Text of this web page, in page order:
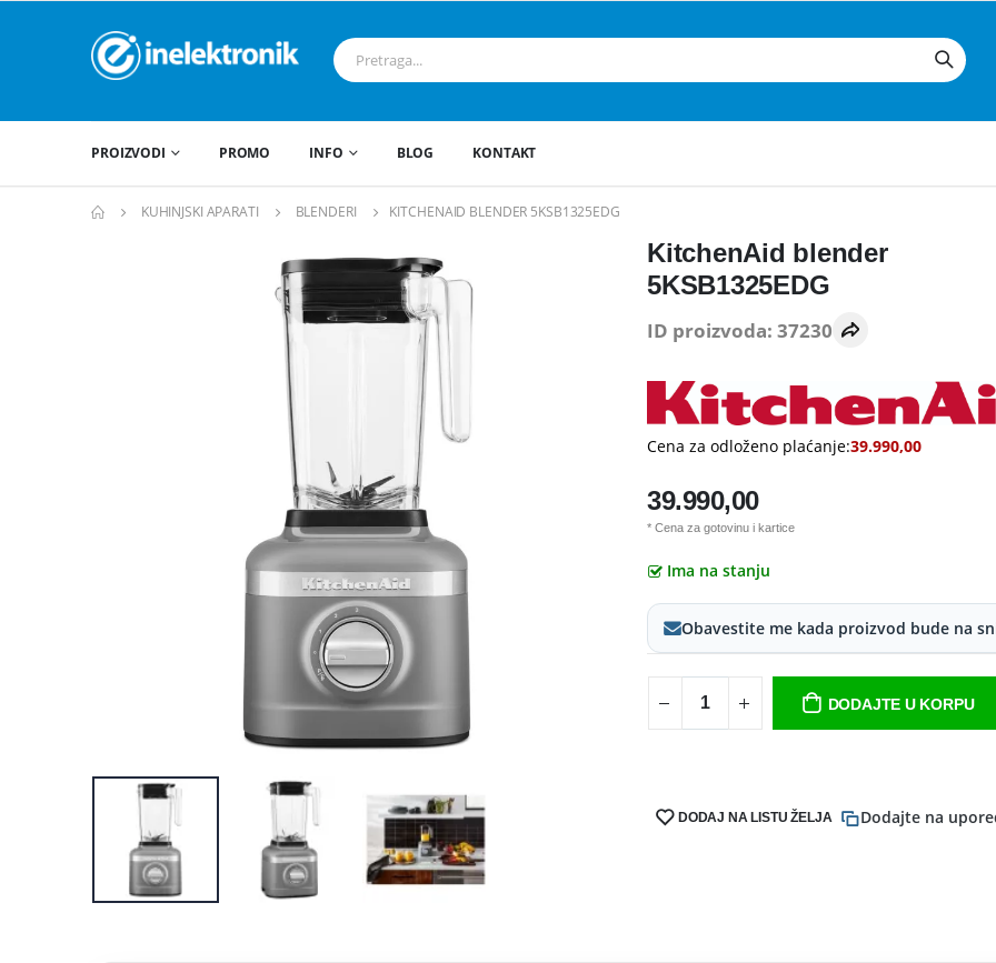
PROIZVODI PROMO INFO BLOG KONTAKT
KUHINJSKI APARATI BLENDERI KITCHENAID BLENDER 5KSB1325EDG
KitchenAid blender
5KSB1325EDG
ID proizvoda: 37230
Cena za odloženo plaćanje:39.990,00
39.990,00
* Cena za gotovinu i kartice
Ima na stanju
Obavestite me kada proizvod bude na
DODAJTE U KORPU
DODAJ NA LISTU ŽELJA Dodajte na